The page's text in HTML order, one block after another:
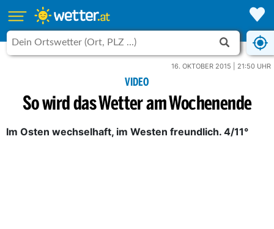
16. OKTOBER 2015 | 21:50 UHR
VIDEO
So wird das Wetter am Wochenende
Im Osten wechselhaft, im Westen freundlich. 4/11°